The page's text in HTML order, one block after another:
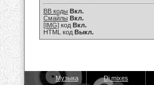
BB коды Вкл.
Смайлы Вкл.
[IMG] код Вкл.
HTML код Выкл.
Музыка Dj mixes